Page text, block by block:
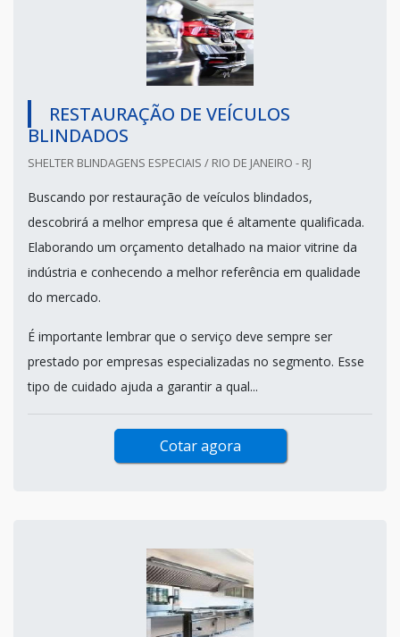
RESTAURAÇÃO DE VEÍCULOS
BLINDADOS
SHELTER BLINDAGENS ESPECIAIS / RIO DE JANEIRO - RJ
Buscando por restauração de veículos blindados,
descobrirá a melhor empresa que é altamente qualificada.
Elaborando um orçamento detalhado na maior vitrine da
indústria e conhecendo a melhor referência em qualidade
do mercado.
É importante lembrar que o serviço deve sempre ser
prestado por empresas especializadas no segmento. Esse
tipo de cuidado ajuda a garantir a qual...
Cotar agora